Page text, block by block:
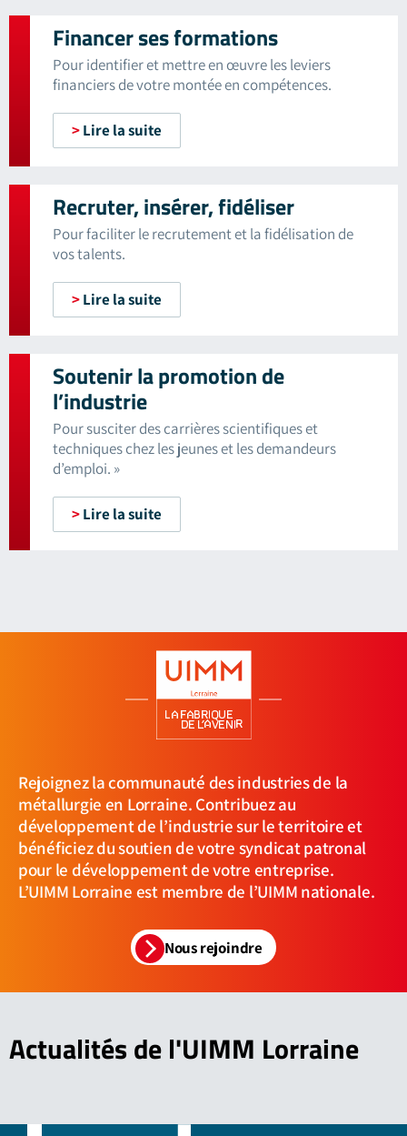
Financer ses formations
Pour identifier et mettre en œuvre les leviers
financiers de votre montée en compétences.
>Lire la suite
Recruter, insérer, fidéliser
Pour faciliter le recrutement et la fidélisation de
vos talents.
>Lire la suite
Soutenir la promotion de
l’industrie
Pour susciter des carrières scientifiques et
techniques chez les jeunes et les demandeurs
d’emploi. »
>Lire la suite
Rejoignez la communauté des industries de la
métallurgie en Lorraine. Contribuez au
développement de l’industrie sur le territoire et
bénéficiez du soutien de votre syndicat patronal
pour le développement de votre entreprise.
L’UIMM Lorraine est membre de l’UIMM nationale.
Nous rejoindre
Actualitésde l'UIMM Lorraine